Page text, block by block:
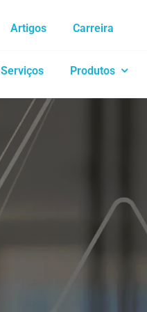
Artigos Carreira
Serviços Produtos